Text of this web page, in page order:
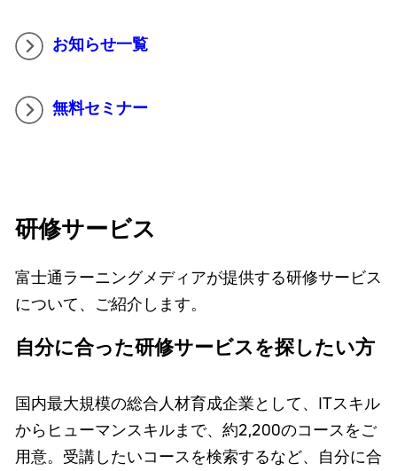
お知らせ一覧
無料セミナー
研修サービス
富士通ラーニングメディアが提供する研修サービス
について、ご紹介します。
自分に合った研修サービスを探したい方
国内最大規模の総合人材育成企業として、ITスキル
からヒューマンスキルまで、約2,200のコースをご
用意。受講したいコースを検索するなど、自分に合